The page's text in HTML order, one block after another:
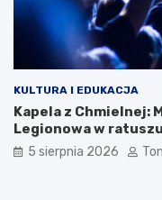
KULTURA I EDUKACJA
Kapela z Chmielnej:
Legionowa w ratuszu
5 sierpnia 2026